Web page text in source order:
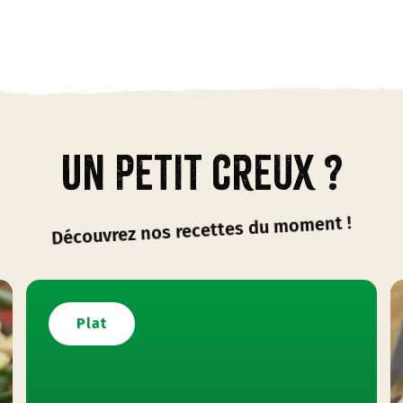
Un petit creux ?
Découvrez nos recettes du moment !
Plat